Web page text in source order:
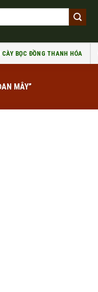
CÀY BỌC ĐỒNG THANH HÓA
MÂY”